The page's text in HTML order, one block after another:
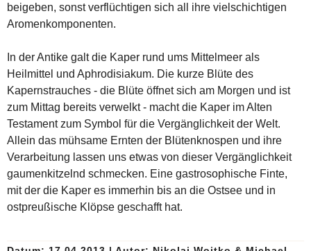
beigeben, sonst verflüchtigen sich all ihre vielschichtigen
Aromenkomponenten.
In der Antike galt die Kaper rund ums Mittelmeer als
Heilmittel und Aphrodisiakum. Die kurze Blüte des
Kapernstrauches - die Blüte öffnet sich am Morgen und ist
zum Mittag bereits verwelkt - macht die Kaper im Alten
Testament zum Symbol für die Vergänglichkeit der Welt.
Allein das mühsame Ernten der Blütenknospen und ihre
Verarbeitung lassen uns etwas von dieser Vergänglichkeit
gaumenkitzelnd schmecken. Eine gastrosophische Finte,
mit der die Kaper es immerhin bis an die Ostsee und in
ostpreußische Klöpse geschafft hat.